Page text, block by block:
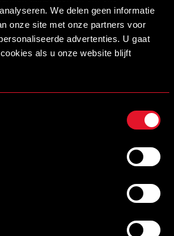
We delen geen informatie
onze site met onze partners voor
advertenties. U gaat
als u onze website blijft